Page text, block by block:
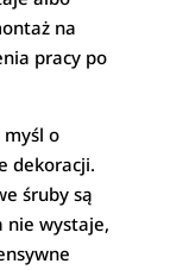
na
pracy po
myśl o
dekoracji.
śruby są
nie wystaje,